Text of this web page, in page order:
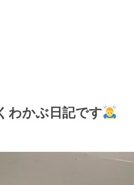
わかぶ日記です